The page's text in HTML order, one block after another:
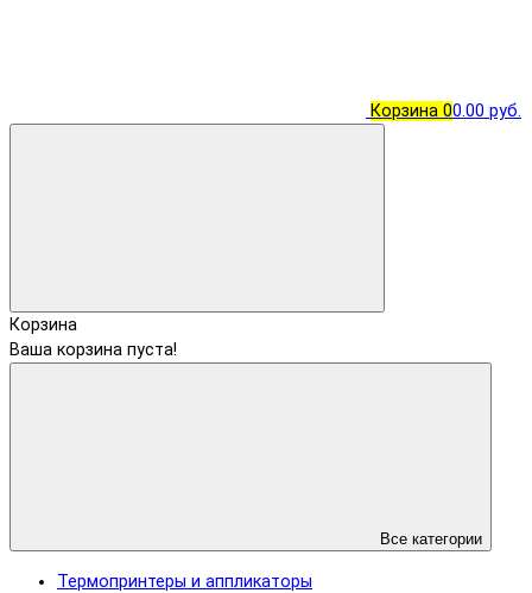
Корзина 00.00 руб.
Корзина
Ваша корзина пуста!
Все категории
Термопринтеры и аппликаторы